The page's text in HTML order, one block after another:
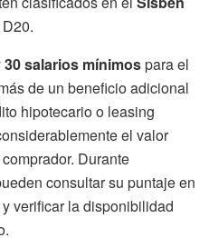
30 salarios mínimospara el
de un beneficio adicional
hipotecario o leasing
el valor
Durante
consultar su puntaje en
verificar la disponibilidad